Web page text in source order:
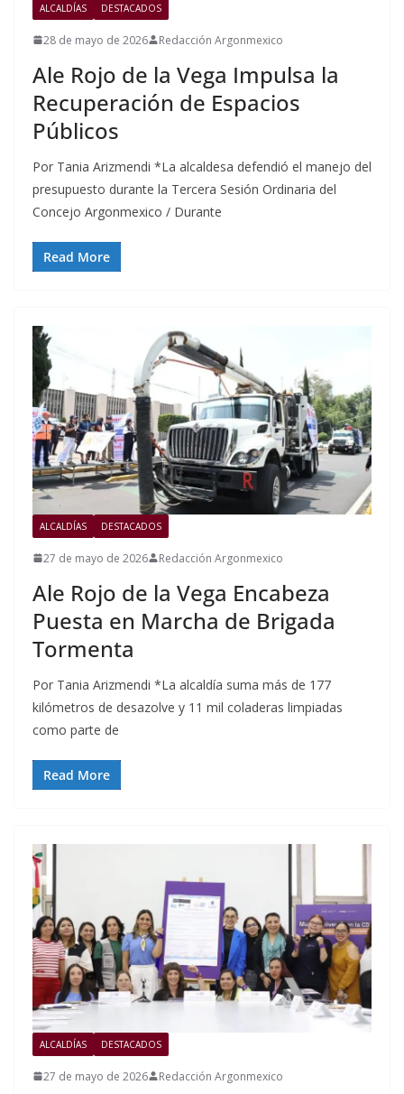
ALCALDÍAS DESTACADOS
28 de mayo de 2026 Redacción Argonmexico
Ale Rojo de la Vega Impulsa la
Recuperación de Espacios
Públicos
Por Tania Arizmendi *La alcaldesa defendió el manejo del
presupuesto durante la Tercera Sesión Ordinaria del
Concejo Argonmexico / Durante
Read More
ALCALDÍAS DESTACADOS
27 de mayo de 2026 Redacción Argonmexico
Ale Rojo de la Vega Encabeza
Puesta en Marcha de Brigada
Tormenta
Por Tania Arizmendi *La alcaldía suma más de 177
kilómetros de desazolve y 11 mil coladeras limpiadas
como parte de
Read More
ALCALDÍAS DESTACADOS
27 de mayo de 2026 Redacción Argonmexico